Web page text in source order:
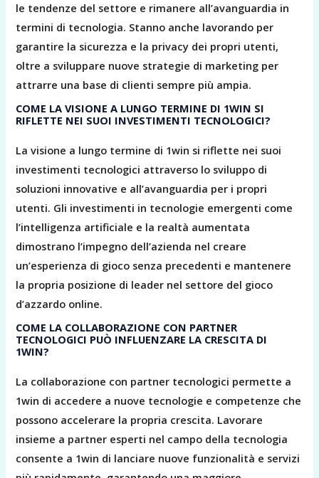
le tendenze del settore e rimanere all’avanguardia in
termini di tecnologia. Stanno anche lavorando per
garantire la sicurezza e la privacy dei propri utenti,
oltre a sviluppare nuove strategie di marketing per
attrarre una base di clienti sempre più ampia.
COME LA VISIONE A LUNGO TERMINE DI 1WIN SI
RIFLETTE NEI SUOI INVESTIMENTI TECNOLOGICI?
La visione a lungo termine di 1win si riflette nei suoi
investimenti tecnologici attraverso lo sviluppo di
soluzioni innovative e all’avanguardia per i propri
utenti. Gli investimenti in tecnologie emergenti come
l’intelligenza artificiale e la realtà aumentata
dimostrano l’impegno dell’azienda nel creare
un’esperienza di gioco senza precedenti e mantenere
la propria posizione di leader nel settore del gioco
d’azzardo online.
COME LA COLLABORAZIONE CON PARTNER
TECNOLOGICI PUÒ INFLUENZARE LA CRESCITA DI
1WIN?
La collaborazione con partner tecnologici permette a
1win di accedere a nuove tecnologie e competenze che
possono accelerare la propria crescita. Lavorare
insieme a partner esperti nel campo della tecnologia
consente a 1win di lanciare nuove funzionalità e servizi